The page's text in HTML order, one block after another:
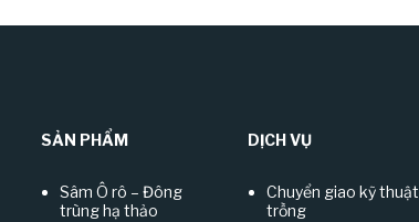
SẢN PHẨM
Sâm Ô rô – Đông
trùng hạ thảo
DỊCH VỤ
Chuyển giao kỹ thuật
trồng